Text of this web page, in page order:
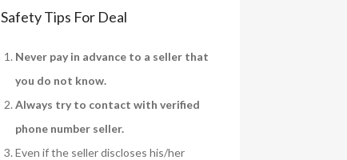
Safety Tips For Deal
Never pay in advance to a seller that
you do not know.
Always try to contact with verified
phone number seller.
Even if the seller discloses his/her